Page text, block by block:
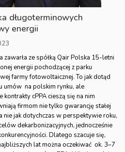
długoterminowych
energii
zawarła ze spółką Qair Polska 15-letni
energii pochodzącej z parku
farmy fotowoltaicznej. To jak dotąd
umów na polskim rynku, ale
cPPA cieszą się na nim
firmom nie tylko gwarancję stałej
nie jak dotychczas w perspektywie roku,
dekarbonizacyjnych, jednocześnie
Dlatego szacuje się,
lat można oczekiwać ok. 3–7